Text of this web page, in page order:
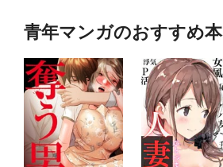
青年マンガのおすすめ本